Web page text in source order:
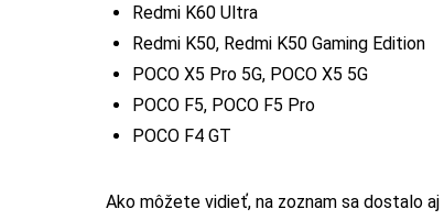
Redmi K60 Ultra
Redmi K50, Redmi K50 Gaming Edition
POCO X5 Pro 5G, POCO X5 5G
POCO F5, POCO F5 Pro
POCO F4 GT
Ako môžete vidieť, na zoznam sa dostalo aj